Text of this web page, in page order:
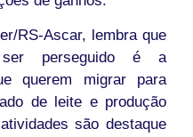
RS-Ascar, lembra que
perseguido é a
querem migrar para
de leite e produção
são destaque